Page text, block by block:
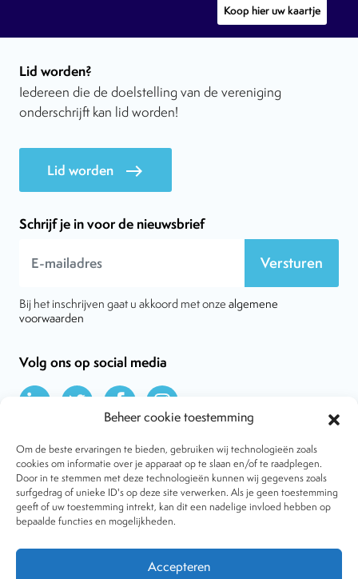
Beheer cookie toestemming
Om de beste ervaringen te bieden, gebruiken wij technologieën zoals
cookies om informatie over je apparaat op te slaan en/of te raadplegen.
Door in te stemmen met deze technologieën kunnen wij gegevens zoals
surfgedrag of unieke ID's op deze site verwerken. Als je geen toestemming
geeft of uw toestemming intrekt, kan dit een nadelige invloed hebben op
bepaalde functies en mogelijkheden.
Accepteren
Koop hier uw kaartje
Lid worden?
Iedereen die de doelstelling van de vereniging
onderschrijft kan lid worden!
Lid worden east
Schrijf je in voor de nieuwsbrief
Versturen
Bij het inschrijven gaat u akkoord met onze algemene
voorwaarden
Volg ons op social media
Over VtdK
Contact
Nieuws
Behandelwijzen
Dossiers